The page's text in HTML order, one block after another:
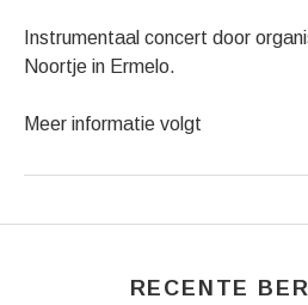
Instrumentaal concert door
Noortje in Ermelo.
Meer informatie volgt
RECENTE